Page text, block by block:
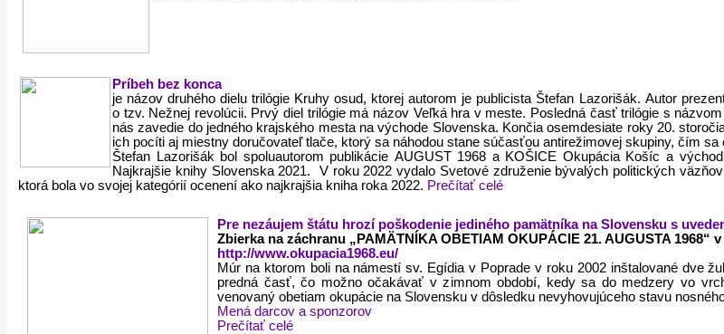
Príbeh bez konca
je názov druhého dielu trilógie Kruhy osud, ktorej autorom je publicista Štefan Lazorišák. Autor
o tzv. Nežnej revolúcii. Prvý diel trilógie má názov Veľká hra v meste. Posledná časť trilógie s
nás zavedie do jedného krajského mesta na východe Slovenska. Končia osemdesiate roky 20.
ich pocíti aj miestny doručovateľ tlače, ktorý sa náhodou stane súčasťou antirežimovej skupiny, čím
Štefan Lazorišák bol spoluautorom publikácie AUGUST 1968 a KOŠICE Okupácia Košíc a
Najkrajšie knihy Slovenska 2021. V roku 2022 vydalo Svetové združenie bývalých politických
ktorá bola vo svojej kategórií ocenení ako najkrajšia kniha roka 2022. Prečítať celé
Pre nezáujem štátu hrozí poškodenie jediného pamätníka na Slovensku s
Zbierka na záchranu „PAMÄTNÍKA OBETIAM OKUPÁCIE 21. AUGUSTA 1968“
http://www.okupacia1968.eu/
Múr na ktorom boli na námestí sv. Egídia v Poprade v roku 2002 inštalované dve
predná časť, čo možno očakávať v zimnom období, kedy sa do medzery vo
venovaný obetiam okupácie na Slovensku v dôsledku nevyhovujúceho stavu
Mená darcov a sponzorov
Prečítať celé